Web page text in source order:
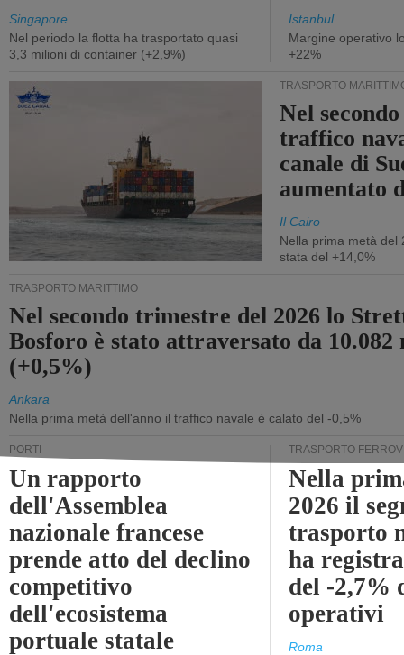
Singapore
Nel periodo la flotta ha trasportato quasi
3,3 milioni di container (+2,9%)
Istanbul
Margine operativo
+22%
TRASPORTO
Nel
traffico
canale di
aumentato
Il Cairo
Nella prima metà del
stata del +14,0%
TRASPORTO MARITTIMO
Nel secondo trimestre del 2026 lo
Bosforo è stato attraversato da 10.082
(+0,5%)
Ankara
Nella prima metà dell'anno il traffico navale è calato del -0,5%
PORTI
Un rapporto
dell'Assemblea
nazionale francese
prende atto del declino
competitivo
dell'ecosistema
portuale statale
TRASPORTO
Nella
2026 il
trasporto
ha
del -2,7%
operativi
Roma